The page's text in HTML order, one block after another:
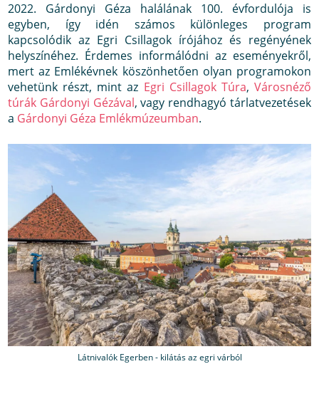
2022. Gárdonyi Géza halálának 100. évfordulója is
egyben, így idén számos különleges program
kapcsolódik az Egri Csillagok írójához és regényének
helyszínéhez. Érdemes informálódni az eseményekről,
mert az Emlékévnek köszönhetően olyan programokon
vehetünk részt, mint az Egri Csillagok Túra, Városnéző
túrák Gárdonyi Gézával, vagy rendhagyó tárlatvezetések
a Gárdonyi Géza Emlékmúzeumban.
Látnivalók Egerben - kilátás az egri várból